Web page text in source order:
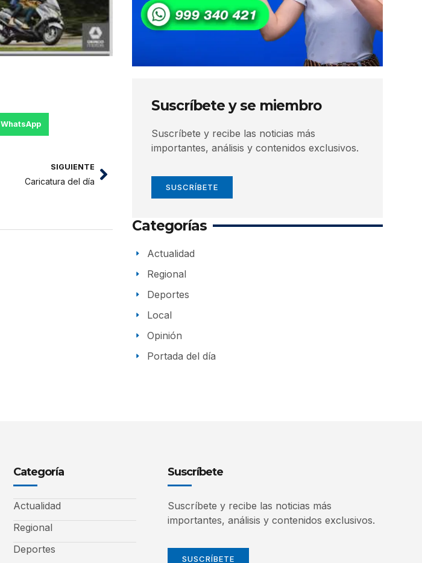
WhatsApp
SIGUIENTE
Caricatura del día
Suscríbete y se miembro
Suscríbete y recibe las noticias más
importantes, análisis y contenidos exclusivos.
SUSCRÍBETE
Categorías
Actualidad
Regional
Deportes
Local
Opinión
Portada del día
Categoría
Actualidad
Regional
Deportes
Suscríbete
Suscríbete y recibe las noticias más
importantes, análisis y contenidos exclusivos.
SUSCRÍBETE